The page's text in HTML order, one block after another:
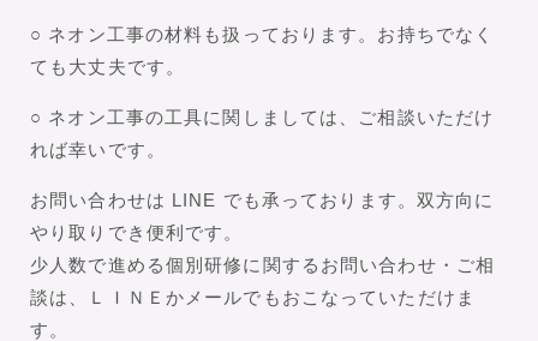
○ ネオン工事の材料も扱っております。お持ちでなく
ても大丈夫です。
○ ネオン工事の工具に関しましては、ご相談いただけ
れば幸いです。
お問い合わせは LINE でも承っております。双方向に
やり取りでき便利です。
少人数で進める個別研修に関するお問い合わせ・ご相
談は、ＬＩＮＥかメールでもおこなっていただけま
す。